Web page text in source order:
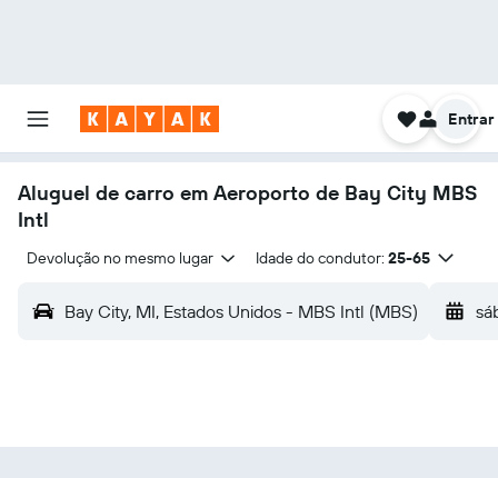
Entrar
Aluguel de carro em Aeroporto de Bay City MBS
Intl
Devolução no mesmo lugar Idade do condutor: 25-65
Bay City, MI, Estados Unidos - MBS Intl (MBS)